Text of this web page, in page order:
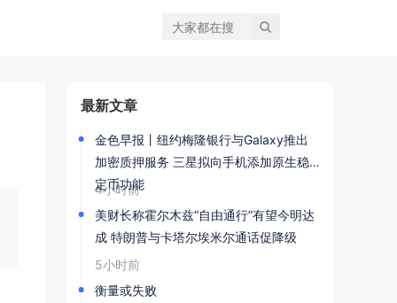
最新文章
金色早报丨纽约梅隆银行与Galaxy推出
加密质押服务 三星拟向手机添加原生稳
定币功能
4小时前
美财长称霍尔木兹“自由通行”有望今明达
成 特朗普与卡塔尔埃米尔通话促降级
5小时前
衡量或失败